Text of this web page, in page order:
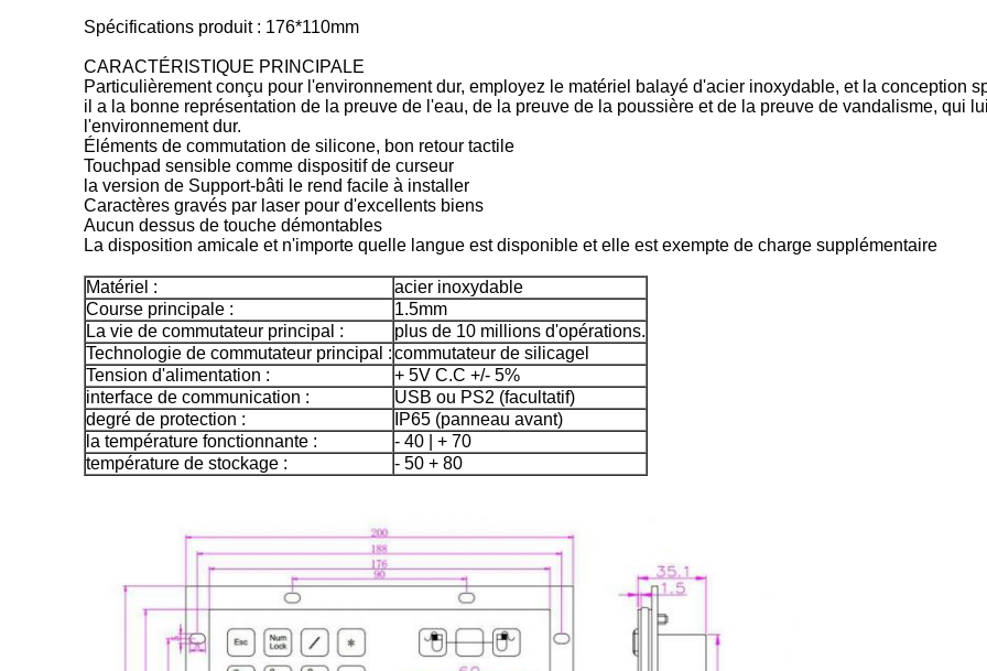
Spécifications produit : 176*110mm
CARACTÉRISTIQUE PRINCIPALE
Particulièrement conçu pour l'environnement dur, employez le matériel balayé d'acier inoxydable, et la conception
il a la bonne représentation de la preuve de l'eau, de la preuve de la poussière et de la preuve de vandalisme, qui
l'environnement dur.
Éléments de commutation de silicone, bon retour tactile
Touchpad sensible comme dispositif de curseur
la version de Support-bâti le rend facile à installer
Caractères gravés par laser pour d'excellents biens
Aucun dessus de touche démontables
La disposition amicale et n'importe quelle langue est disponible et elle est exempte de charge supplémentaire
Matériel :
acier inoxydable
Course principale :
1.5mm
La vie de commutateur principal :
plus de 10 millions d'opérations.
Technologie de commutateur principal :commutateur de silicagel
Tension d'alimentation :
+ 5V C.C +/- 5%
interface de communication :
USB ou PS2 (facultatif)
degré de protection :
IP65 (panneau avant)
la température fonctionnante :
- 40 | + 70
température de stockage :
- 50 + 80